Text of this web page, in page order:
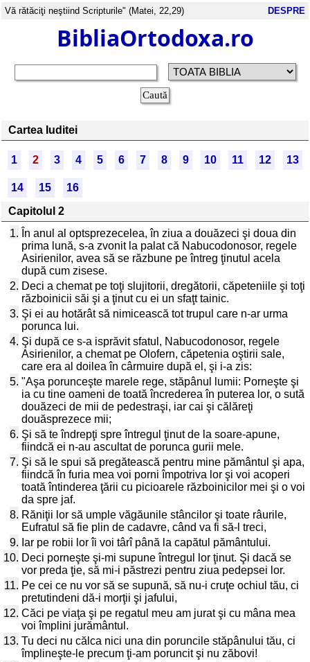
Vă rătăciţi neştiind Scripturile" (Matei, 22,29) DESPRE
BibliaOrtodoxa.ro
Cartea Iuditei
1 2 3 4 5 6 7 8 9 10 11 12 13
14 15
16
Capitolul 2
1. În anul al optsprezecelea, în ziua a douăzeci şi doua din
prima lună, s-a zvonit la palat că Nabucodonosor, regele
Asirienilor, avea să se răzbune pe întreg ţinutul acela
după cum zisese.
2. Deci a chemat pe toţi slujitorii, dregătorii, căpeteniile şi toţi
războinicii săi şi a ţinut cu ei un sfaţt tainic.
3. Şi ei au hotărât să nimicească tot trupul care n-ar urma
porunca lui.
4. Şi după ce s-a isprăvit sfatul, Nabucodonosor, regele
Asirienilor, a chemat pe Olofern, căpetenia oştirii sale,
care era al doilea în cârmuire după el, şi i-a zis:
5. "Aşa porunceşte marele rege, stăpânul lumii: Porneşte şi
ia cu tine oameni de toată încrederea în puterea lor, o sută
douăzeci de mii de pedestraşi, iar cai şi călăreţi
douăsprezece mii;
6. Şi să te îndrepţi spre întregul ţinut de la soare-apune,
fiindcă ei n-au ascultat de porunca gurii mele.
7. Şi să le spui să pregătească pentru mine pământul şi apa,
fiindcă în furia mea voi porni împotriva lor şi voi acoperi
toată întinderea ţării cu picioarele războinicilor mei şi o voi
da spre jaf.
8. Răniţii lor să umple văgăunile stâncilor şi toate râurile,
Eufratul să fie plin de cadavre, când va fi să-l treci,
9. Iar pe robii lor îi voi târî până la capătul pământului.
10. Deci porneşte şi-mi supune întregul lor ţinut. Şi dacă se
vor preda ţie, să mi-i păstrezi pentru ziua pedepsei lor.
11. Pe cei ce nu vor să se supună, să nu-i cruţe ochiul tău, ci
pretutindeni dă-i morţii şi jafului,
12. Căci pe viaţa şi pe regatul meu am jurat şi cu mâna mea
voi împlini jurământul.
13. Tu deci nu călca nici una din poruncile stăpânului tău, ci
împlineşte-le precum ţi-am poruncit şi nu zăbovi!